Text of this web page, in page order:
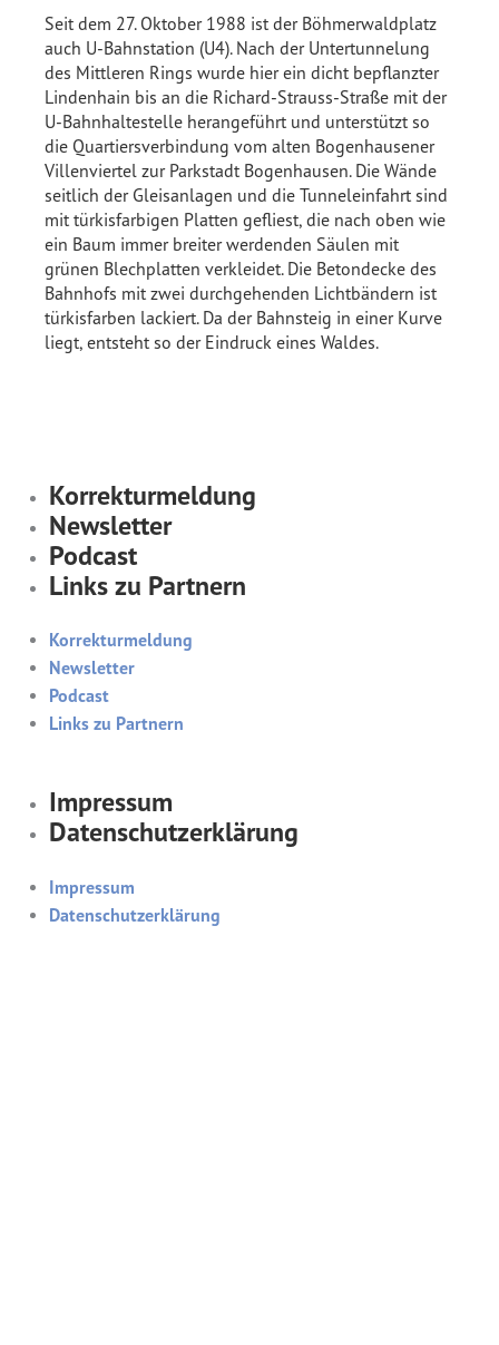
Seit dem 27. Oktober 1988 ist der Böhmerwaldplatz
auch U-Bahnstation (U4). Nach der Untertunnelung
des Mittleren Rings wurde hier ein dicht bepflanzter
Lindenhain bis an die Richard-Strauss-Straße mit der
U-Bahnhaltestelle herangeführt und unterstützt so
die Quartiersverbindung vom alten Bogenhausener
Villenviertel zur Parkstadt Bogenhausen. Die Wände
seitlich der Gleisanlagen und die Tunneleinfahrt sind
mit türkisfarbigen Platten gefliest, die nach oben wie
ein Baum immer breiter werdenden Säulen mit
grünen Blechplatten verkleidet. Die Betondecke des
Bahnhofs mit zwei durchgehenden Lichtbändern ist
türkisfarben lackiert. Da der Bahnsteig in einer Kurve
liegt, entsteht so der Eindruck eines Waldes.
Korrekturmeldung
Newsletter
Podcast
Links zu Partnern
Korrekturmeldung
Newsletter
Podcast
Links zu Partnern
Impressum
Datenschutzerklärung
Impressum
Datenschutzerklärung